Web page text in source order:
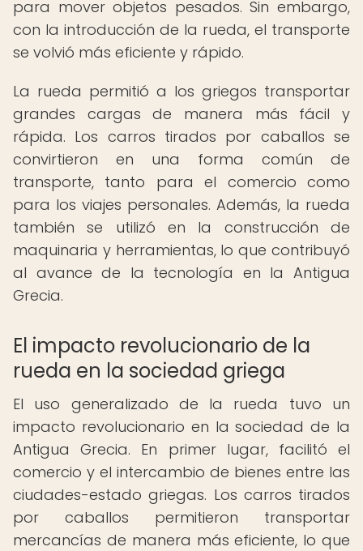
para mover objetos pesados. Sin embargo,
con la introducción de la rueda, el transporte
se volvió más eficiente y rápido.
La rueda permitió a los griegos transportar
grandes cargas de manera más fácil y
rápida. Los carros tirados por caballos se
convirtieron en una forma común de
transporte, tanto para el comercio como
para los viajes personales. Además, la rueda
también se utilizó en la construcción de
maquinaria y herramientas, lo que contribuyó
al avance de la tecnología en la Antigua
Grecia.
El impacto revolucionario de la
rueda en la sociedad griega
El uso generalizado de la rueda tuvo un
impacto revolucionario en la sociedad de la
Antigua Grecia. En primer lugar, facilitó el
comercio y el intercambio de bienes entre las
ciudades-estado griegas. Los carros tirados
por caballos permitieron transportar
mercancías de manera más eficiente, lo que